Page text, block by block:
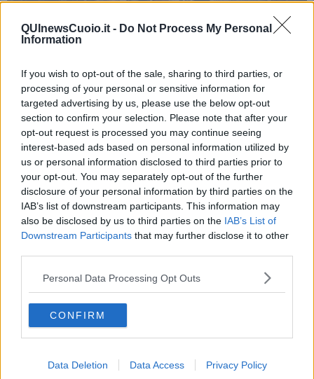
QUInewsCuoio.it - Do Not Process My Personal
Information
If you wish to opt-out of the sale, sharing to third parties, or
processing of your personal or sensitive information for
targeted advertising by us, please use the below opt-out
section to confirm your selection. Please note that after your
opt-out request is processed you may continue seeing
interest-based ads based on personal information utilized by
us or personal information disclosed to third parties prior to
your opt-out. You may separately opt-out of the further
disclosure of your personal information by third parties on the
IAB’s list of downstream participants. This information may
also be disclosed by us to third parties on the IAB’s List of
Downstream Participants that may further disclose it to other
Personal Data Processing Opt Outs
CONFIRM
Data Deletion Data Access Privacy Policy
"Conoscere e tramandare le nostre origini e le tradizioni religiose e
laiche - ha aggiunto il primo cittadino - è un valore aggiunto per il
tempo che viviamo".
Una cerimonia raccolta, ma sentita grazie al calore del pubblico che
giovedì sera ha potuto ascoltare i fili della storia riannodarsi fino ad
arrivare all’oggi, a quando un microterritorio si è messo in
collegamento con altre realtà italiane e del mondo partendo proprio
dal culto di San Lorenzo. Una serata dedicata alle emozioni e alla
riscoperta di storie antiche. Storie come quella di Stefano Mattii che
ha raccontato come è natol'inno a San Lorenzo(tradotto e
cantato in molte lingue nel mondo) e come un piccolo coro di
provincia sia diventato il coro principale delle celebrazioni della